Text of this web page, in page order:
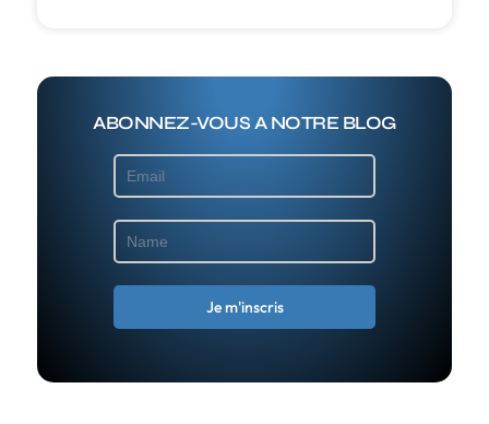
ABONNEZ-VOUS A NOTRE BLOG